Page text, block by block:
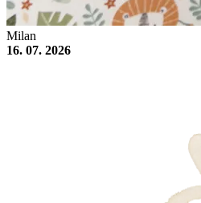
Milan
16. 07. 2026